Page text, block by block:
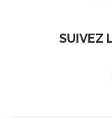
SUIVEZ